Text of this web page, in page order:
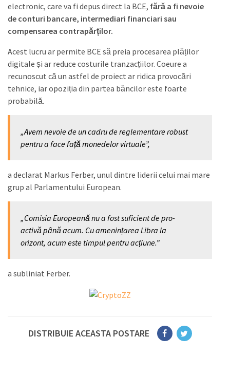
electronic, care va fi depus direct la BCE, fără a fi nevoie
de conturi bancare, intermediari financiari sau
compensarea contrapărților.
Acest lucru ar permite BCE să preia procesarea plăților
digitale și ar reduce costurile tranzacțiilor. Coeure a
recunoscut că un astfel de proiect ar ridica provocări
tehnice, iar opoziția din partea băncilor este foarte
probabilă.
„Avem nevoie de un cadru de reglementare robust
pentru a face față monedelor virtuale”,
a declarat Markus Ferber, unul dintre liderii celui mai mare
grup al Parlamentului European.
„Comisia Europeană nu a fost suficient de pro-
activă până acum. Cu amenințarea Libra la
orizont, acum este timpul pentru acțiune.”
a subliniat Ferber.
DISTRIBUIE ACEASTA POSTARE